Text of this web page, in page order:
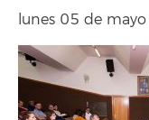
lunes 05 de